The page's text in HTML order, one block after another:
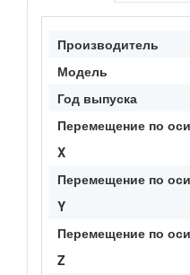
Производитель
Модель
Год выпуска
Перемещение по оси
X
Перемещение по оси
Y
Перемещение по оси
Z